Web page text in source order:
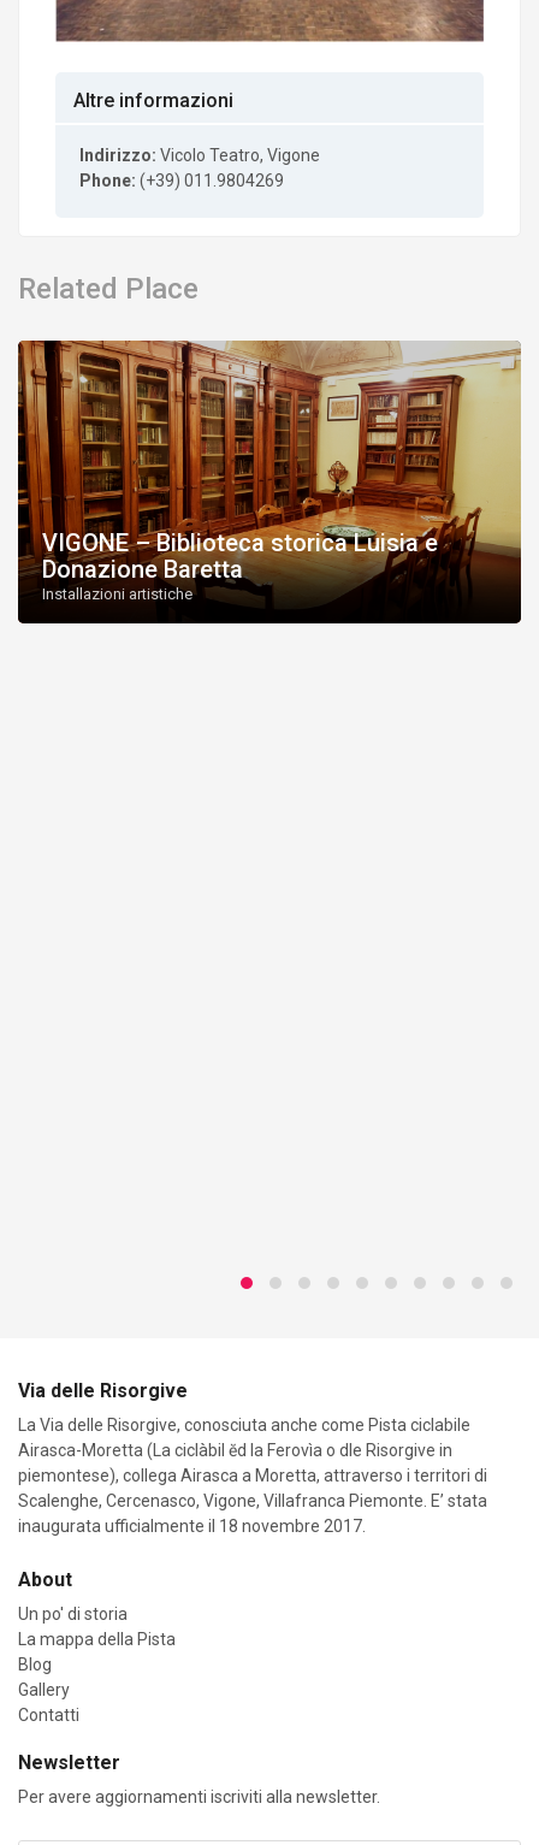
Altre informazioni
Indirizzo: Vicolo Teatro, Vigone
Phone: (+39) 011.9804269
Related Place
VIGONE – Biblioteca storica Luisia e
Donazione Baretta
Installazioni artistiche
Via delle Risorgive
La Via delle Risorgive, conosciuta anche come Pista ciclabile
Airasca-Moretta (La ciclàbil ĕd la Ferovìa o dle Risorgive in
piemontese), collega Airasca a Moretta, attraverso i territori di
Scalenghe, Cercenasco, Vigone, Villafranca Piemonte. E’ stata
inaugurata ufficialmente il 18 novembre 2017.
About
Un po' di storia
La mappa della Pista
Blog
Gallery
Contatti
Newsletter
Per avere aggiornamenti iscriviti alla newsletter.